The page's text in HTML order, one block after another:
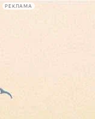
РЕКЛАМА